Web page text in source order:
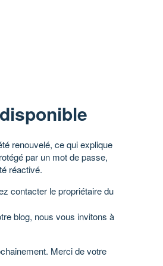
renouvelé, ce qui explique
par un mot de passe,
réactivé.
contacter le propriétaire du
blog, nous vous invitons à
Merci de votre